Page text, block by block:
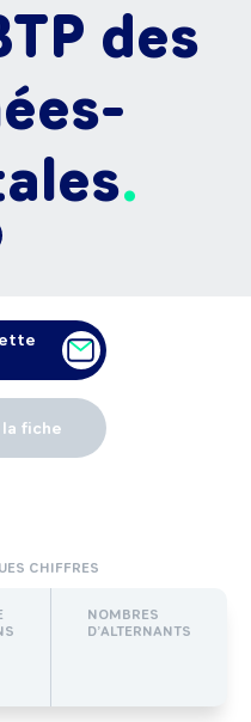
des
fiche
CHIFFRES
NOMBRES
D’ALTERNANTS